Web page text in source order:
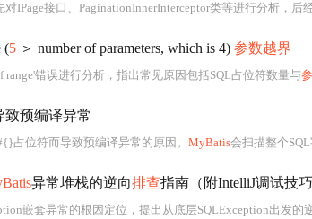
IPage接口、PaginationInnerInterceptor类等进行分析，后经同事提醒
(5 ＞ number of parameters, which is 4) 参数越界
range'错误进行分析，指出常见原因包括SQL占位符数量与
预编译异常
占位符而导致预编译异常的原因。 MyBatis会扫描整个
异常堆栈的逆向排查指南（附IntelliJ调试技巧
嵌套异常的根因定位，提出从底层SQLException出发的